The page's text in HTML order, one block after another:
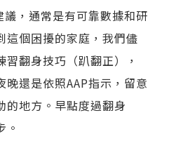
議，通常是有可靠數據和研
這個困擾的家庭，我們儘
翻身技巧（趴翻正），
還是依照AAP指示，留意
的地方。早點度過翻身
。